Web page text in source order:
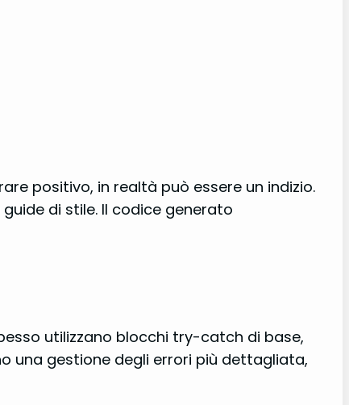
positivo, in realtà può essere un indizio.
di stile. Il codice generato
utilizzano blocchi try-catch di base,
una gestione degli errori più dettagliata,